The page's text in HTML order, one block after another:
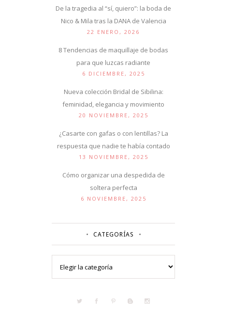
De la tragedia al “sí, quiero”: la boda de
Nico & Mila tras la DANA de Valencia
22 ENERO, 2026
8 Tendencias de maquillaje de bodas
para que luzcas radiante
6 DICIEMBRE, 2025
Nueva colección Bridal de Sibilina:
feminidad, elegancia y movimiento
20 NOVIEMBRE, 2025
¿Casarte con gafas o con lentillas? La
respuesta que nadie te había contado
13 NOVIEMBRE, 2025
Cómo organizar una despedida de
soltera perfecta
6 NOVIEMBRE, 2025
CATEGORÍAS